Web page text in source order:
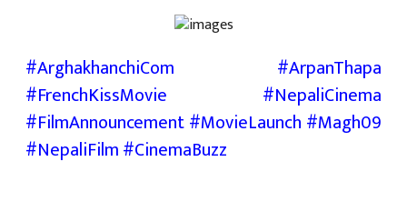
#ArghakhanchiCom #ArpanThapa
#FrenchKissMovie #NepaliCinema
#FilmAnnouncement #MovieLaunch #Magh09
#NepaliFilm #CinemaBuzz